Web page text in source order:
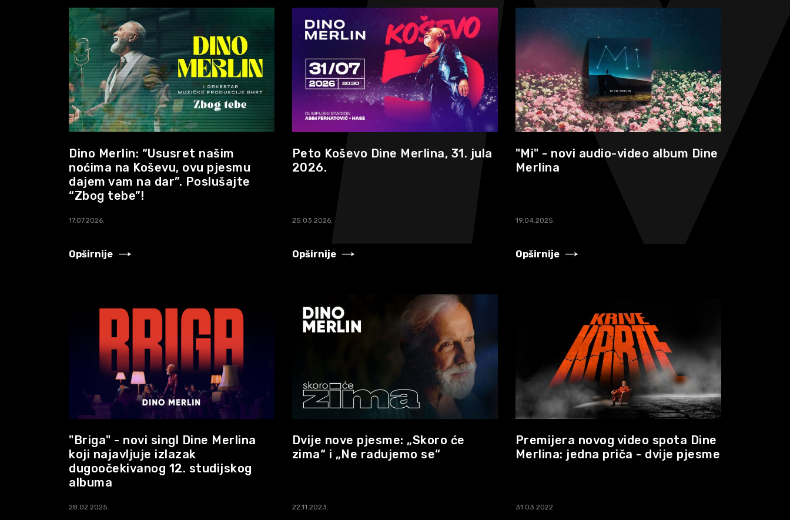
05/ Novosti
06/ Biografija
07/ Partneri
08/ Kontakt
Dino Merlin: “Ususret našim
noćima na Koševu, ovu pjesmu
dajem vam na dar”. Poslušajte
“Zbog tebe”!
17.07.2026.
Opširnije
Peto Koševo Dine Merlina, 31. jula
2026.
25.03.2026.
Opširnije
"Mi" - novi audio-video album Dine
Merlina
19.04.2025.
Opširnije
"Briga" - novi singl Dine Merlina
koji najavljuje izlazak
dugoočekivanog 12. studijskog
albuma
28.02.2025.
Dvije nove pjesme: „Skoro će
zima“ i „Ne radujemo se“
22.11.2023.
Premijera novog video spota Dine
Merlina: jedna priča - dvije pjesme
31.03.2022.